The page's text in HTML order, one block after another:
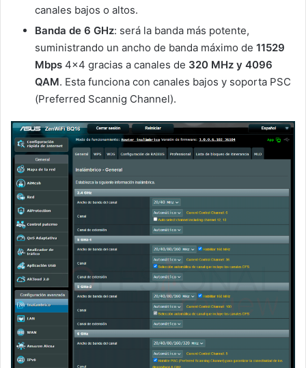
canales bajos o altos.
Banda de 6 GHz: será la banda más potente,
suministrando un ancho de banda máximo de 11529
Mbps 4×4 gracias a canales de 320 MHz y 4096
QAM. Esta funciona con canales bajos y soporta PSC
(Preferred Scannig Channel).